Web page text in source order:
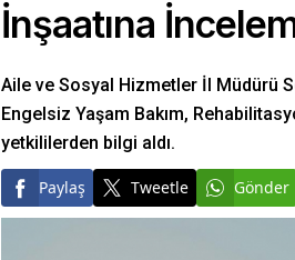
İnşaatına
Aile ve Sosyal Hizmetler İl Müdürü
Engelsiz Yaşam Bakım,
yetkililerden bilgi aldı.
Paylaş Tweetle Gönder